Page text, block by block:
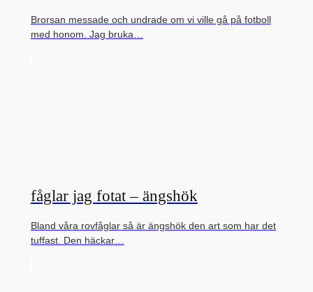
Brorsan messade och undrade om vi ville gå på fotboll
med honom. Jag bruka…
fåglar jag fotat – ängshök
Bland våra rovfåglar så är ängshök den art som har det
tuffast. Den häckar…